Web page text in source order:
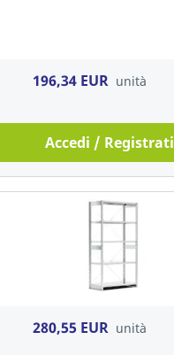
196,34 EUR unità
Accedi / Registrati
280,55 EUR unità